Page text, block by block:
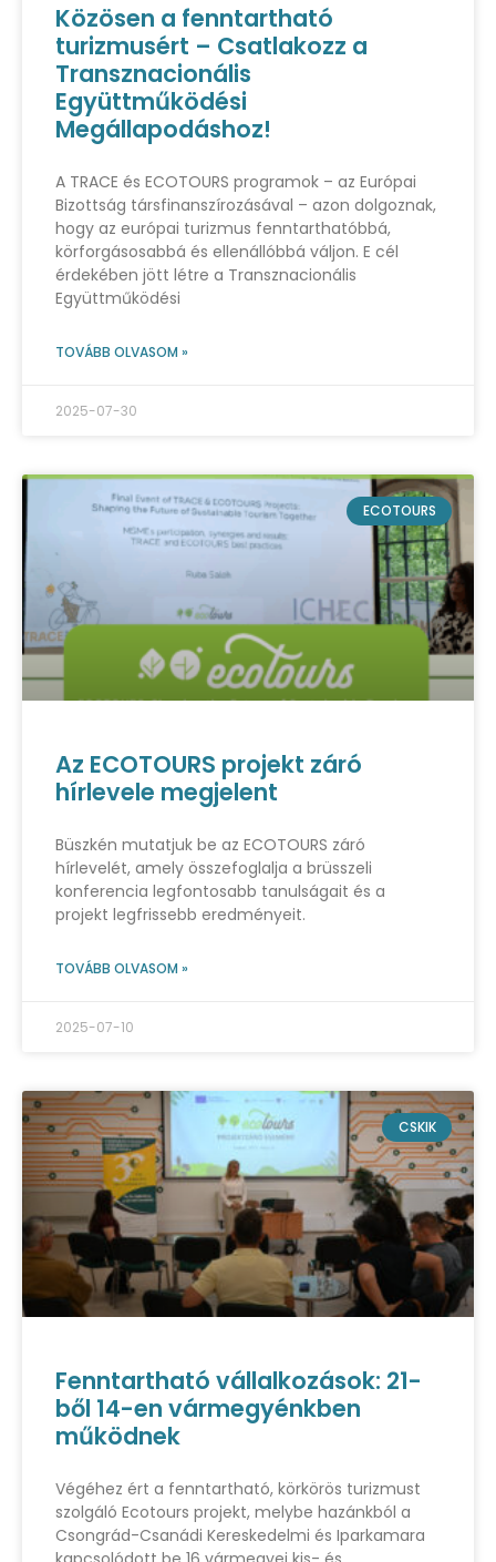
Közösen a fenntartható
turizmusért – Csatlakozz a
Transznacionális
Együttműködési
Megállapodáshoz!
A TRACE és ECOTOURS programok – az Európai
Bizottság társfinanszírozásával – azon dolgoznak,
hogy az európai turizmus fenntarthatóbbá,
körforgásosabbá és ellenállóbbá váljon. E cél
érdekében jött létre a Transznacionális
Együttműködési
TOVÁBB OLVASOM »
2025-07-30
ECOTOURS
Az ECOTOURS projekt záró
hírlevele megjelent
Büszkén mutatjuk be az ECOTOURS záró
hírlevelét, amely összefoglalja a brüsszeli
konferencia legfontosabb tanulságait és a
projekt legfrissebb eredményeit.
TOVÁBB OLVASOM »
2025-07-10
CSKIK
Fenntartható vállalkozások: 21-
ből 14-en vármegyénkben
működnek
Végéhez ért a fenntartható, körkörös turizmust
szolgáló Ecotours projekt, melybe hazánkból a
Csongrád-Csanádi Kereskedelmi és Iparkamara